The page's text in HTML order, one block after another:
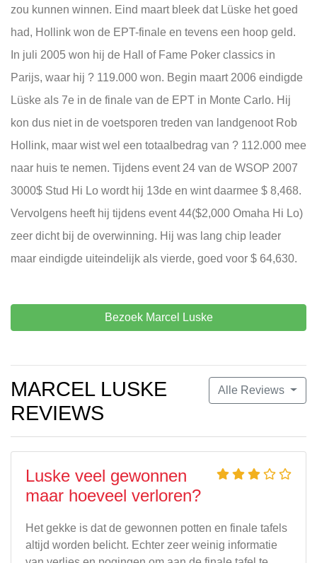
zou kunnen winnen. Eind maart bleek dat Lüske het goed
had, Hollink won de EPT-finale en tevens een hoop geld.
In juli 2005 won hij de Hall of Fame Poker classics in
Parijs, waar hij ? 119.000 won. Begin maart 2006 eindigde
Lüske als 7e in de finale van de EPT in Monte Carlo. Hij
kon dus niet in de voetsporen treden van landgenoot Rob
Hollink, maar wist wel een totaalbedrag van ? 112.000 mee
naar huis te nemen. Tijdens event 24 van de WSOP 2007
3000$ Stud Hi Lo wordt hij 13de en wint daarmee $ 8,468.
Vervolgens heeft hij tijdens event 44($2,000 Omaha Hi Lo)
zeer dicht bij de overwinning. Hij was lang chip leader
maar eindigde uiteindelijk als vierde, goed voor $ 64,630.
Bezoek Marcel Luske
Alle Reviews
MARCEL LUSKE
REVIEWS
Luske veel gewonnen
maar hoeveel verloren?
Het gekke is dat de gewonnen potten en finale tafels
altijd worden belicht. Echter zeer weinig informatie